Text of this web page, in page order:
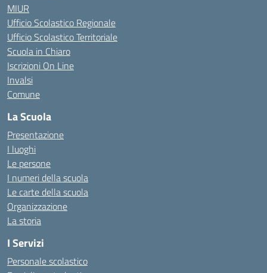
MIUR
Ufficio Scolastico Regionale
Ufficio Scolastico Territoriale
Scuola in Chiaro
Iscrizioni On Line
Invalsi
Comune
La Scuola
Presentazione
I luoghi
Le persone
I numeri della scuola
Le carte della scuola
Organizzazione
La storia
I Servizi
Personale scolastico